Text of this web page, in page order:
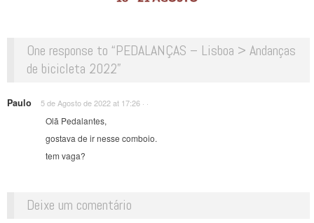
One response to “PEDALANÇAS – Lisboa > Andanças
de bicicleta 2022”
Paulo 5 de Agosto de 2022 at 17:26 · ·
Olã Pedalantes,
gostava de ir nesse comboio.
tem vaga?
Deixe um comentário